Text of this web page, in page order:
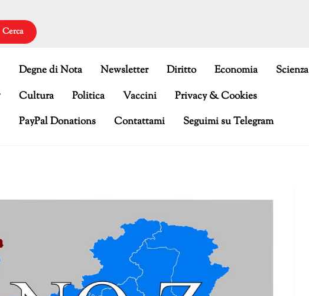
Cerca
Degne di Nota Newsletter Diritto Economia
Scienza
Cultura
Politica Vaccini
Privacy & Cookies
PayPal Donations
Contattami Seguimi su Telegram